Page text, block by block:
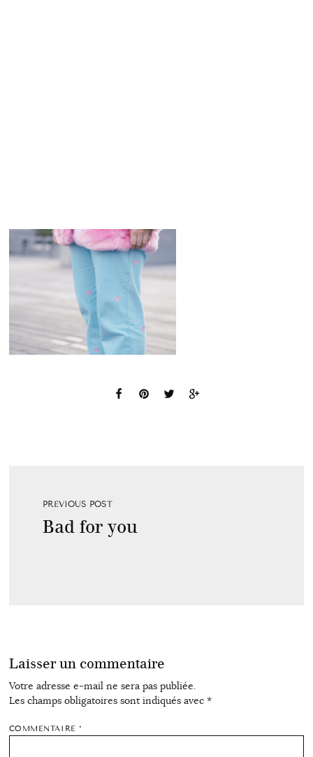
PREVIOUS POST
Bad for you
Laisser un commentaire
Votre adresse e-mail ne sera pas publiée.
Les champs obligatoires sont indiqués avec *
COMMENTAIRE*